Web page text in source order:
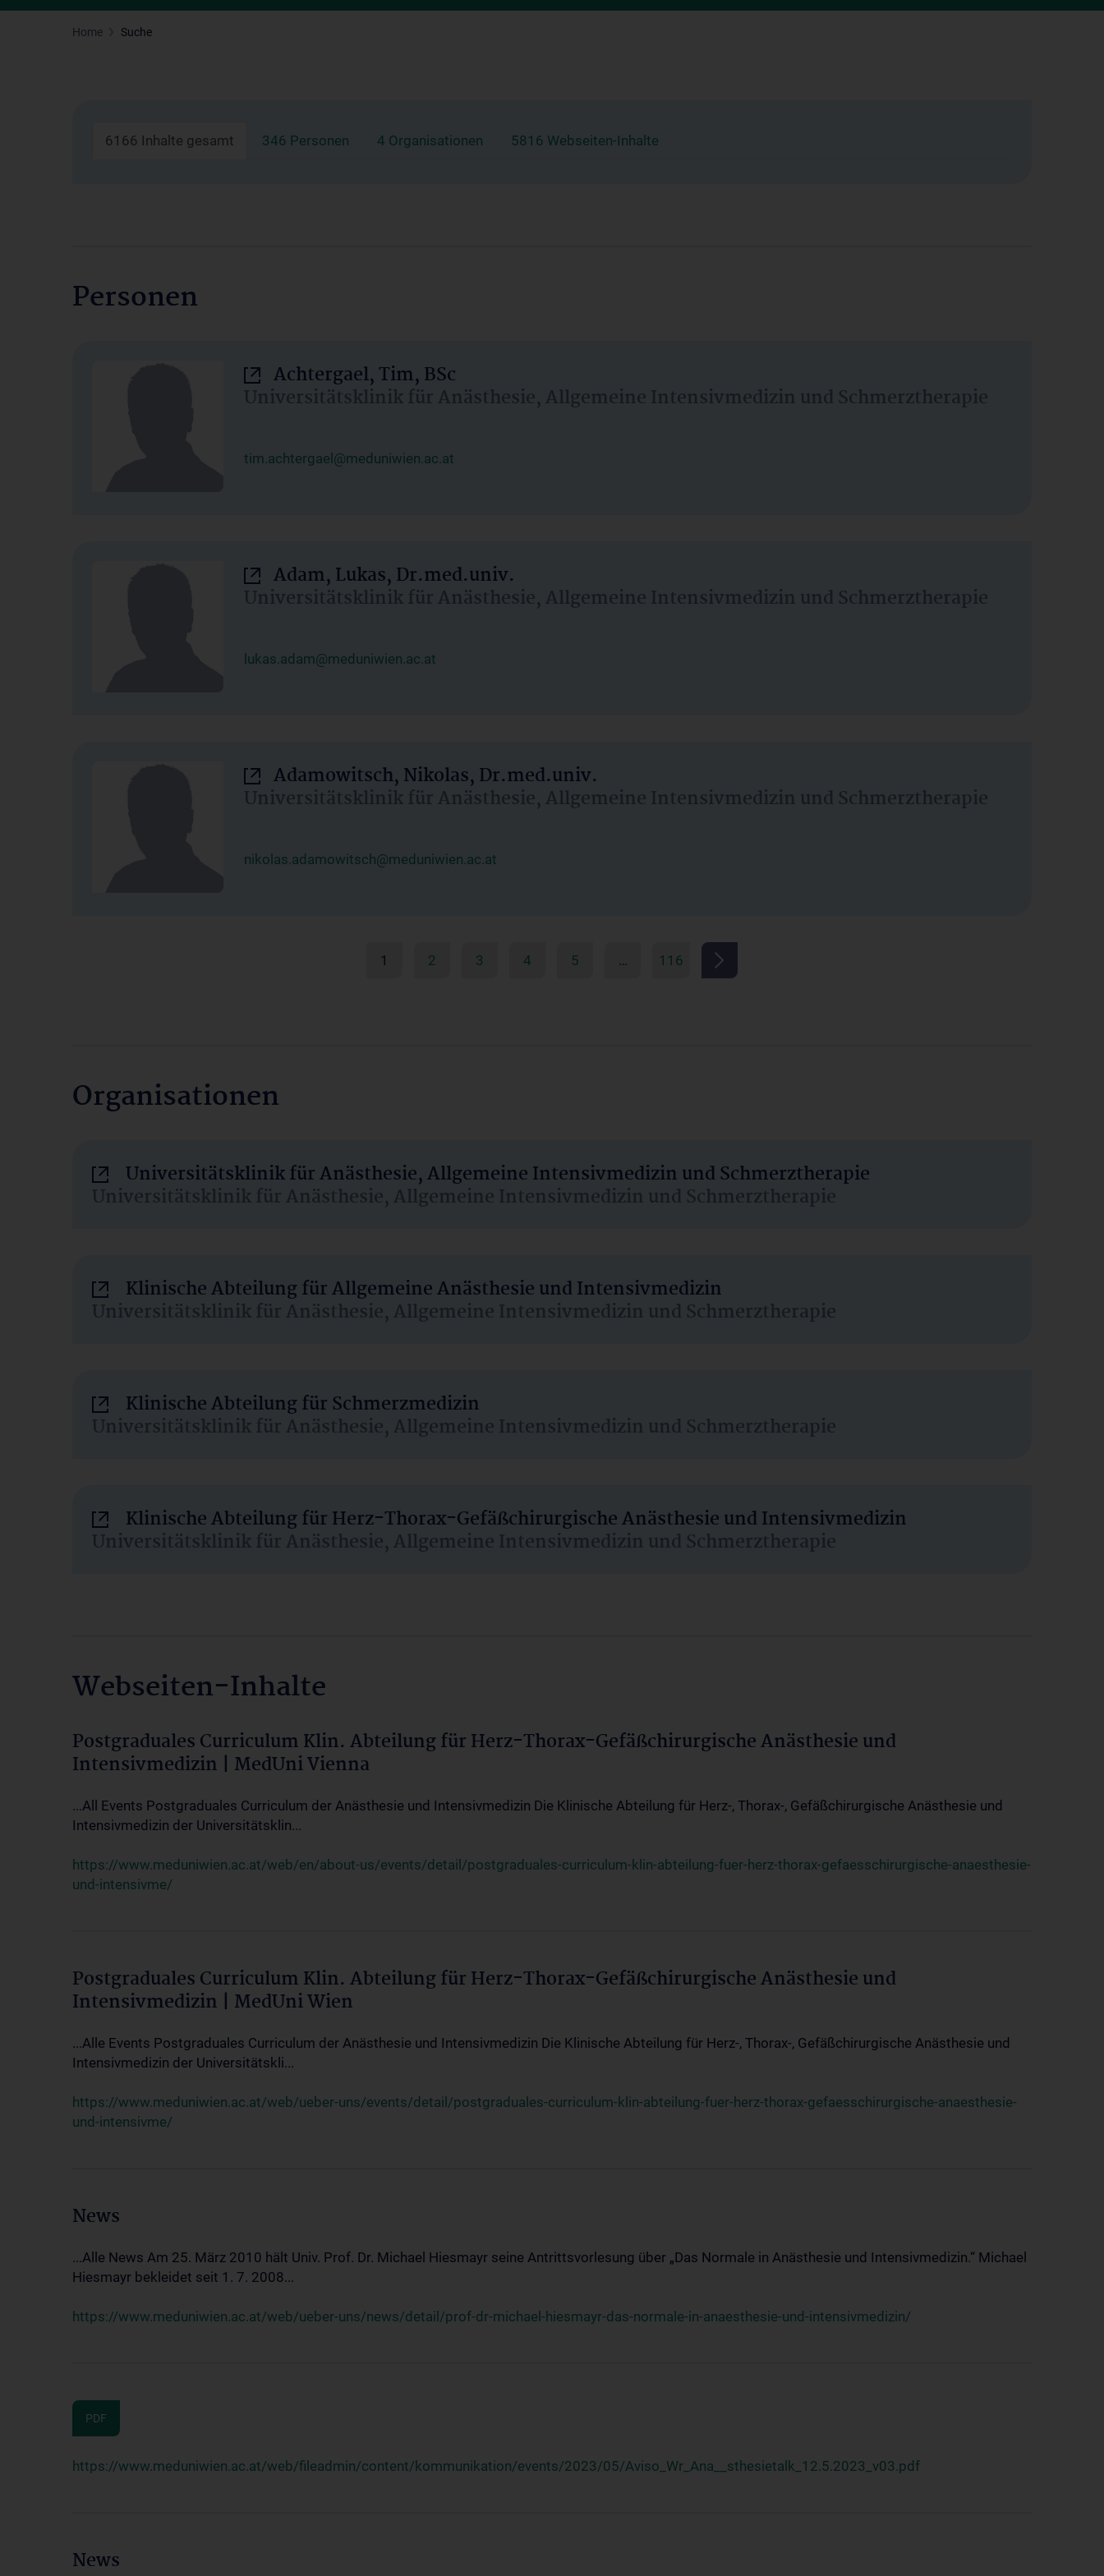
Home Suche
6166 Inhalte gesamt 346 Personen 4 Organisationen 5816 Webseiten-Inhalte
Personen
Achtergael, Tim, BSc
Universitätsklinik für Anästhesie, Allgemeine Intensivmedizin und Schmerztherapie
tim.achtergael@meduniwien.ac.at
Adam, Lukas, Dr.med.univ.
Universitätsklinik für Anästhesie, Allgemeine Intensivmedizin und Schmerztherapie
lukas.adam@meduniwien.ac.at
Adamowitsch, Nikolas, Dr.med.univ.
Universitätsklinik für Anästhesie, Allgemeine Intensivmedizin und Schmerztherapie
nikolas.adamowitsch@meduniwien.ac.at
1 2 3 4 5 … 116
Organisationen
Universitätsklinik für Anästhesie, Allgemeine Intensivmedizin und Schmerztherapie
Universitätsklinik für Anästhesie, Allgemeine Intensivmedizin und Schmerztherapie
Klinische Abteilung für Allgemeine Anästhesie und Intensivmedizin
Universitätsklinik für Anästhesie, Allgemeine Intensivmedizin und Schmerztherapie
Klinische Abteilung für Schmerzmedizin
Universitätsklinik für Anästhesie, Allgemeine Intensivmedizin und Schmerztherapie
Klinische Abteilung für Herz-Thorax-Gefäßchirurgische Anästhesie und Intensivmedizin
Universitätsklinik für Anästhesie, Allgemeine Intensivmedizin und Schmerztherapie
Webseiten-Inhalte
Postgraduales Curriculum Klin. Abteilung für Herz-Thorax-Gefäßchirurgische Anästhesie und
Intensivmedizin | MedUni Vienna
...All Events Postgraduales Curriculum der Anästhesie und Intensivmedizin Die Klinische Abteilung für Herz-, Thorax-, Gefäßchirurgische Anästhesie und
Intensivmedizin der Universitätsklin...
https://www.meduniwien.ac.at/web/en/about-us/events/detail/postgraduales-curriculum-klin-abteilung-fuer-herz-thorax-gefaesschirurgische-anaesthesie-
und-intensivme/
Postgraduales Curriculum Klin. Abteilung für Herz-Thorax-Gefäßchirurgische Anästhesie und
Intensivmedizin | MedUni Wien
...Alle Events Postgraduales Curriculum der Anästhesie und Intensivmedizin Die Klinische Abteilung für Herz-, Thorax-, Gefäßchirurgische Anästhesie und
Intensivmedizin der Universitätskli...
https://www.meduniwien.ac.at/web/ueber-uns/events/detail/postgraduales-curriculum-klin-abteilung-fuer-herz-thorax-gefaesschirurgische-anaesthesie-
und-intensivme/
News
...Alle News Am 25. März 2010 hält Univ. Prof. Dr. Michael Hiesmayr seine Antrittsvorlesung über „Das Normale in Anästhesie und Intensivmedizin.“ Michael
Hiesmayr bekleidet seit 1. 7. 2008...
https://www.meduniwien.ac.at/web/ueber-uns/news/detail/prof-dr-michael-hiesmayr-das-normale-in-anaesthesie-und-intensivmedizin/
PDF
https://www.meduniwien.ac.at/web/fileadmin/content/kommunikation/events/2023/05/Aviso_Wr_Ana__sthesietalk_12.5.2023_v03.pdf
News